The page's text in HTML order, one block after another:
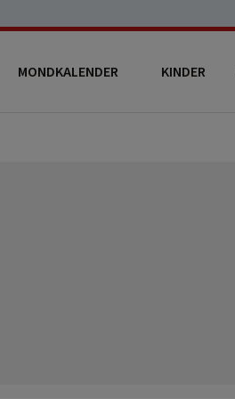
MONDKALENDER KINDER